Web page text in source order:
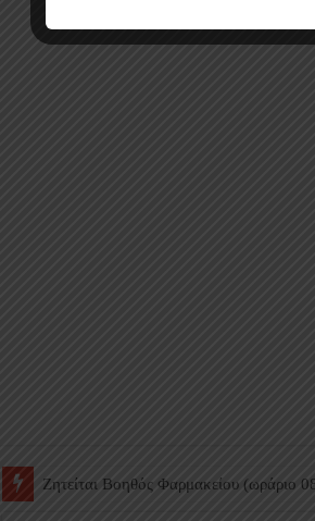
Ζητείται Βοηθός Θαλάμου